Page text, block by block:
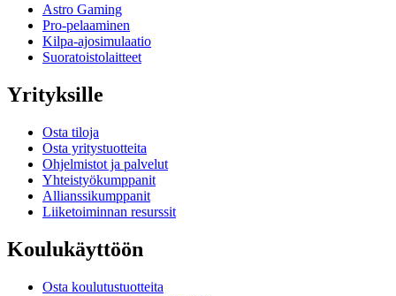
Astro Gaming
Pro-pelaaminen
Kilpa-ajosimulaatio
Suoratoistolaitteet
Yrityksille
Osta tiloja
Osta yritystuotteita
Ohjelmistot ja palvelut
Yhteistyökumppanit
Allianssikumppanit
Liiketoiminnan resurssit
Koulukäyttöön
Osta koulutustuotteita